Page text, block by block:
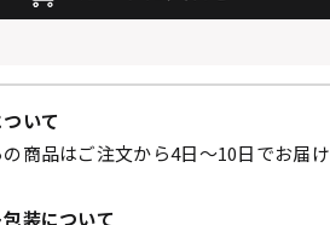
いて
の商品はご注文から4日～10日でお届け
装について